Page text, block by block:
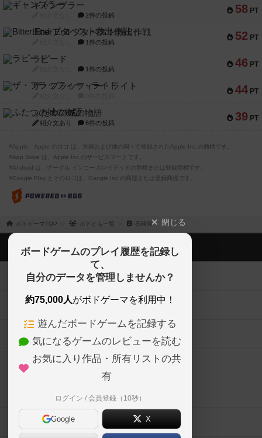
58 PT
ギャンブラー
2件の投稿
52 PT
Bitter End ブタペスト救出作戦
1件の投稿
46 PT
ラピード
1件の投稿
44 PT
ザ・フラッフィー・ライト
39 PT
ふたつの城の物語
紹介文あり 6件の投稿
※Apple、Apple のロゴ は、米国および他の国々で登録されたApple Inc.の商標です。
※App Store は、Apple Inc.のサービスマークです。
※Android は、グーグル インコーポレイテッドの商標または登録商標です。
※Google Play とそのロゴは、Google Inc.の商標または登録商標です。
ボドゲーマTOP ボドとも一覧 石崎陸 閉じる
ボードゲームのプレイ履歴を記録し
て、
自分のデータを管理しませんか？
約75,000人がボドゲーマを利用中！
遊んだボードゲームを記録する
気になるゲームのレビューを読む
お気に入り作品・所有リストの共
有
ログイン / 会員登録（10秒）
Google X
ボドゲーマTOP
ボードゲームを検索する
ボードゲームの新着レビュー
ボードゲーム会情報
メカニクス特集
掲示板・トピックス
ボドとも・会員一覧